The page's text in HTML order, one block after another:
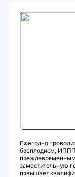
Ежегодно
бесплодием,
заместительную
повышает